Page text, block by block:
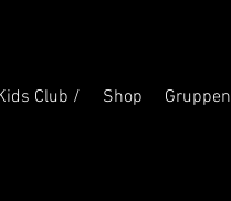
Club / Shop Gruppen